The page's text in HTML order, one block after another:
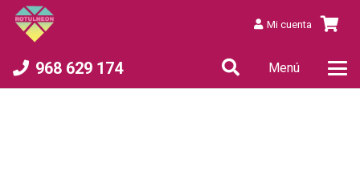
Mi cuenta
968 629 174 Menú